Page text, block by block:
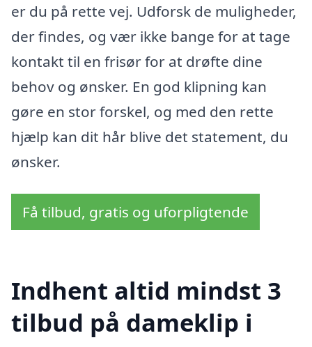
er du på rette vej. Udforsk de muligheder,
der findes, og vær ikke bange for at tage
kontakt til en frisør for at drøfte dine
behov og ønsker. En god klipning kan
gøre en stor forskel, og med den rette
hjælp kan dit hår blive det statement, du
ønsker.
Få tilbud, gratis og uforpligtende
Indhent altid mindst 3
tilbud på dameklip i